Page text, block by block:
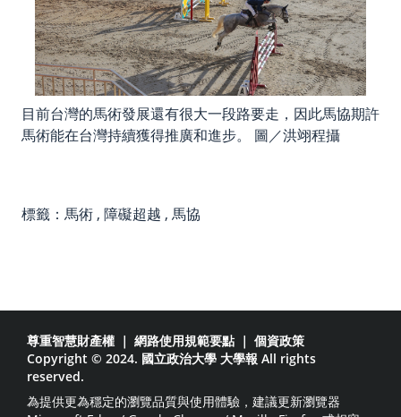
目前台灣的馬術發展還有很大一段路要走，因此馬協期許
馬術能在台灣持續獲得推廣和進步。 圖／洪翊程攝
標籤： 馬術, 障礙超越 , 馬協
尊重智慧財產權 ｜ 網路使用規範要點 ｜ 個資政策
Copyright © 2024. 國立政治大學 大學報 All rights
reserved.
為提供更為穩定的瀏覽品質與使用體驗，建議更新瀏覽器